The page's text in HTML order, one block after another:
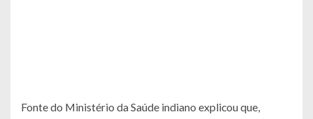
Fonte do Ministério da Saúde indiano explicou que,